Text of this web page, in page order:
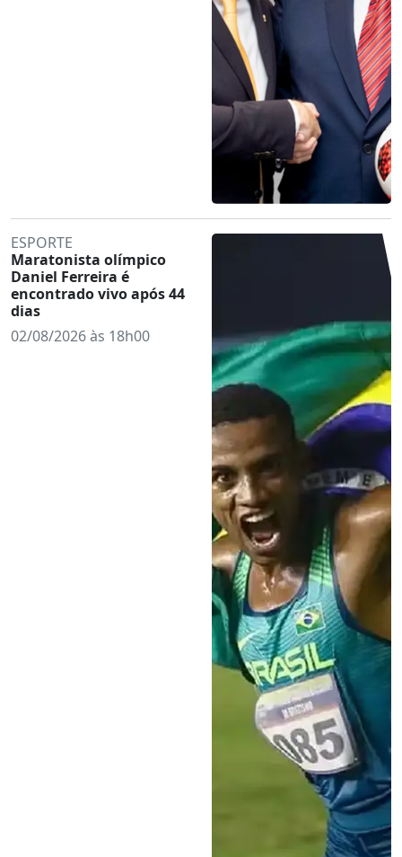
ESPORTE
Maratonista olímpico
Daniel Ferreira é
encontrado vivo após 44
dias
02/08/2026 às 18h00